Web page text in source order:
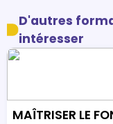
D'autres
intéresser
MAÎTRISER LE